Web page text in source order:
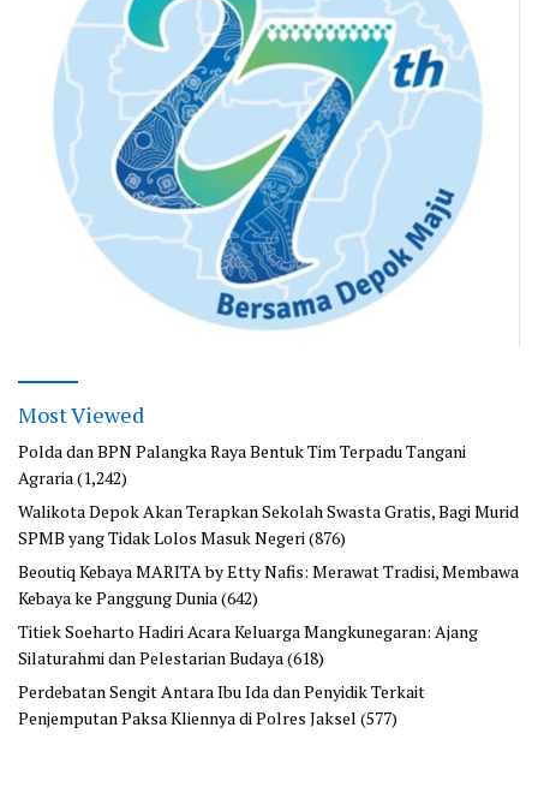
Most Viewed
Polda dan BPN Palangka Raya Bentuk Tim Terpadu Tangani
Agraria(1,242)
Walikota Depok Akan Terapkan Sekolah Swasta Gratis, Bagi Murid
SPMB yang Tidak Lolos Masuk Negeri(876)
Beoutiq Kebaya MARITA by Etty Nafis: Merawat Tradisi, Membawa
Kebaya ke Panggung Dunia(642)
Titiek Soeharto Hadiri Acara Keluarga Mangkunegaran: Ajang
Silaturahmi dan Pelestarian Budaya(618)
Perdebatan Sengit Antara Ibu Ida dan Penyidik Terkait
Penjemputan Paksa Kliennya di Polres Jaksel (577)